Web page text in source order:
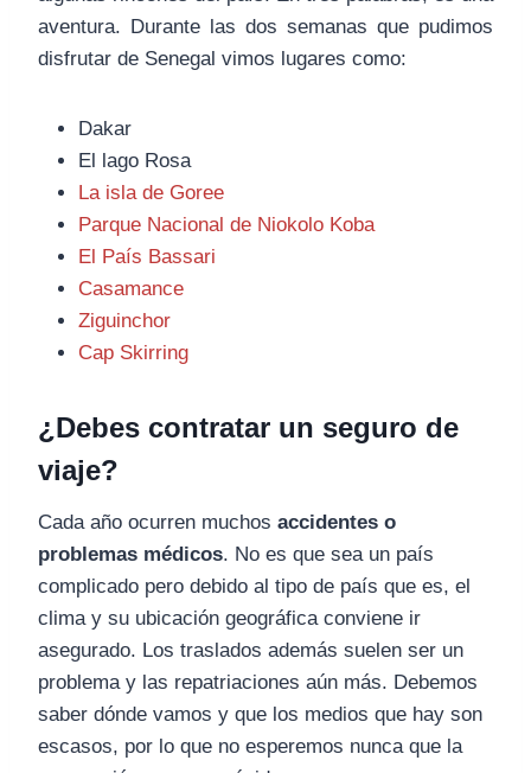
aventura. Durante las dos semanas que pudimos
disfrutar de Senegal vimos lugares como:
Dakar
El lago Rosa
La isla de Goree
Parque Nacional de Niokolo Koba
El País Bassari
Casamance
Ziguinchor
Cap Skirring
¿Debes contratar un seguro de
viaje?
Cada año ocurren muchos accidentes o
problemas médicos. No es que sea un país
complicado pero debido al tipo de país que es, el
clima y su ubicación geográfica conviene ir
asegurado. Los traslados además suelen ser un
problema y las repatriaciones aún más. Debemos
saber dónde vamos y que los medios que hay son
escasos, por lo que no esperemos nunca que la